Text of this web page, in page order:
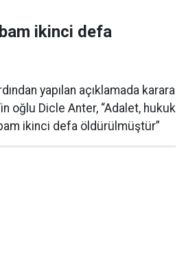
ikinci defa
yapılan açıklamada karara
oğlu Dicle Anter, “Adalet, hukuk
ikinci defa öldürülmüştür”